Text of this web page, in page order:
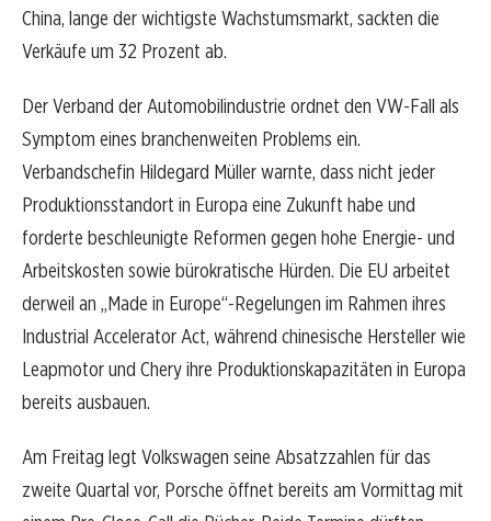
China, lange der wichtigste Wachstumsmarkt, sackten die
Verkäufe um 32 Prozent ab.
Der Verband der Automobilindustrie ordnet den VW-Fall als
Symptom eines branchenweiten Problems ein.
Verbandschefin Hildegard Müller warnte, dass nicht jeder
Produktionsstandort in Europa eine Zukunft habe und
forderte beschleunigte Reformen gegen hohe Energie- und
Arbeitskosten sowie bürokratische Hürden. Die EU arbeitet
derweil an „Made in Europe“-Regelungen im Rahmen ihres
Industrial Accelerator Act, während chinesische Hersteller wie
Leapmotor und Chery ihre Produktionskapazitäten in Europa
bereits ausbauen.
Am Freitag legt Volkswagen seine Absatzzahlen für das
zweite Quartal vor, Porsche öffnet bereits am Vormittag mit